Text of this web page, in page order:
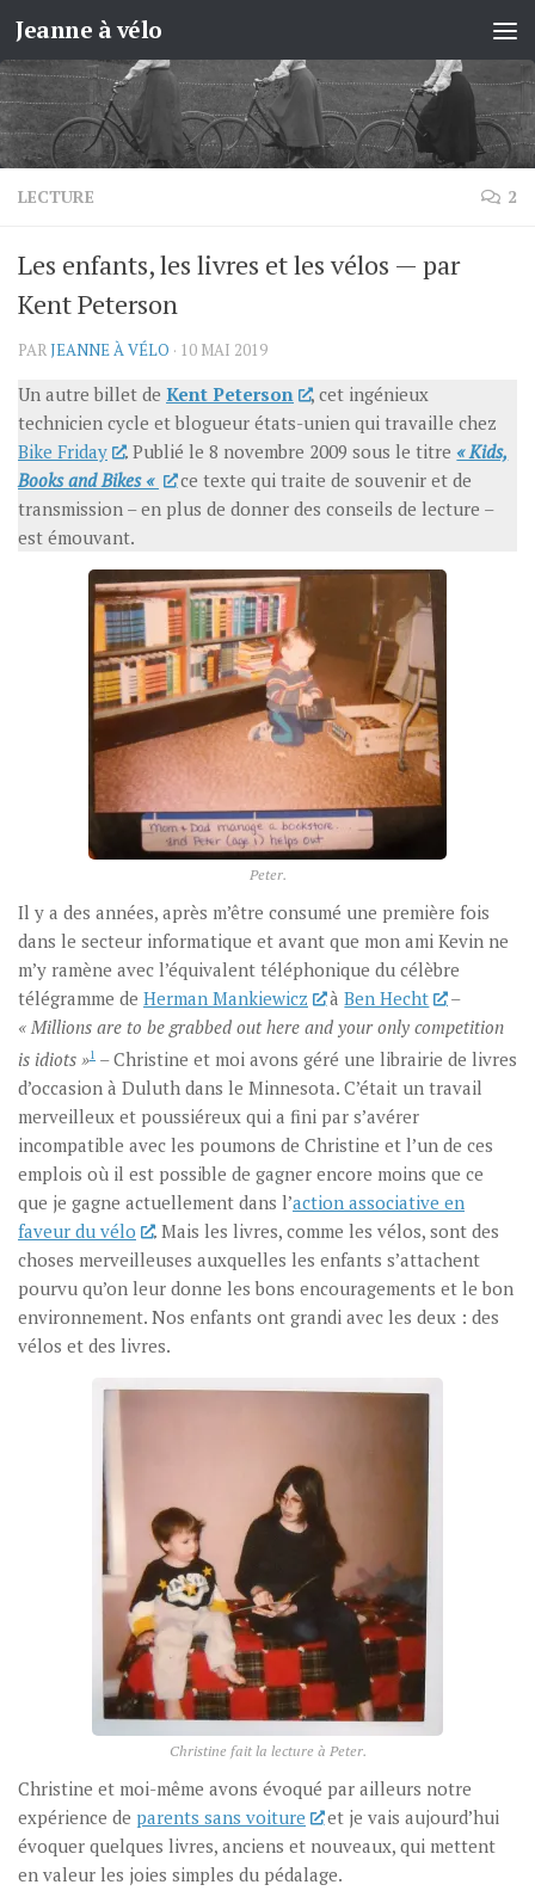
Skip to content
Jeanne à vélo
LECTURE 2
Les enfants, les livres et les vélos — par
Kent Peterson
PARJEANNE À VÉLO · 10 MAI 2019
Un autre billet de Kent Peterson
, cet ingénieux
technicien cycle et blogueur états-unien qui travaille chez
Bike Friday
. Publié le 8 novembre 2009 sous le titre« Kids,
Books and Bikes «
ce texte qui traite de souvenir et de
transmission – en plus de donner des conseils de lecture –
est émouvant.
Peter.
Il y a des années, après m’être consumé une première fois
dans le secteur informatique et avant que mon ami Kevin ne
m’y ramène avec l’équivalent téléphonique du célèbre
télégramme de Herman Mankiewicz àBen Hecht
–
« Millions are to be grabbed out here and your only competition
is idiots »1 – Christine et moi avons géré une librairie de livres
d’occasion à Duluth dans le Minnesota. C’était un travail
merveilleux et poussiéreux qui a fini par s’avérer
incompatible avec les poumons de Christine et l’un de ces
emplois où il est possible de gagner encore moins que ce
que je gagne actuellement dans l’action associative en
faveur du vélo
. Mais les livres, comme les vélos, sont des
choses merveilleuses auxquelles les enfants s’attachent
pourvu qu’on leur donne les bons encouragements et le bon
environnement. Nos enfants ont grandi avec les deux : des
vélos et des livres.
Christine fait la lecture à Peter.
Christine et moi-même avons évoqué par ailleurs notre
expérience de parents sans voiture
et je vais aujourd’hui
évoquer quelques livres, anciens et nouveaux, qui mettent
en valeur les joies simples du pédalage.